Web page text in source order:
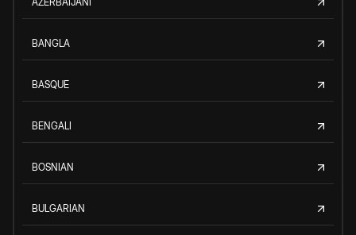
BANGLA
BASQUE
BENGALI
BOSNIAN
BULGARIAN